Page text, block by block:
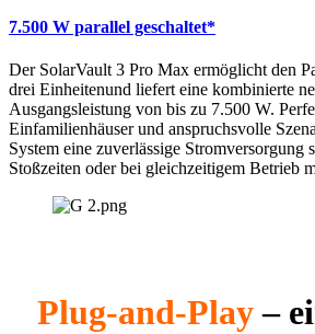
7.500 W parallel geschaltet*
Der SolarVault 3 Pro Max ermöglicht den
drei Einheitenund liefert eine kombinierte
Ausgangsleistung von bis zu 7.500 W.
Einfamilienhäuser und anspruchsvolle
System eine zuverlässige Stromversorgung
Stoßzeiten oder bei gleichzeitigem Betrieb
Plug-and-Play–